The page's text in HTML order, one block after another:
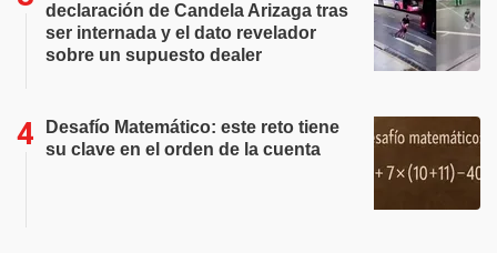
declaración de Candela Arizaga tras
ser internada y el dato revelador
sobre un supuesto dealer
Desafío Matemático: este reto tiene
su clave en el orden de la cuenta